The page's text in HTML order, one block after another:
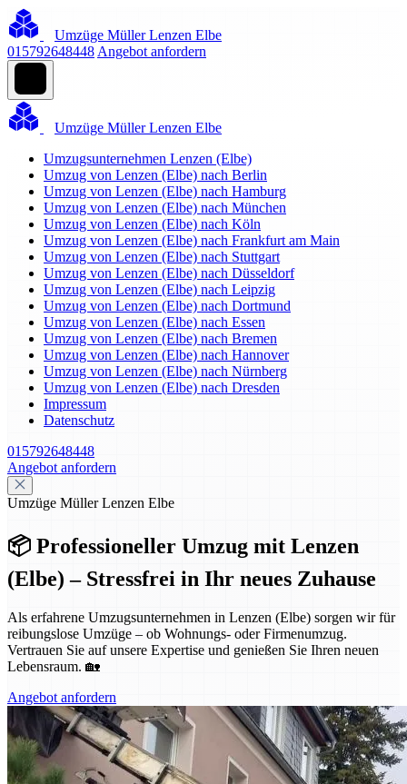
Umzüge Müller Lenzen Elbe
015792648448 Angebot anfordern
Umzüge Müller Lenzen Elbe
Umzugsunternehmen Lenzen (Elbe)
Umzug von Lenzen (Elbe) nach Berlin
Umzug von Lenzen (Elbe) nach Hamburg
Umzug von Lenzen (Elbe) nach München
Umzug von Lenzen (Elbe) nach Köln
Umzug von Lenzen (Elbe) nach Frankfurt am Main
Umzug von Lenzen (Elbe) nach Stuttgart
Umzug von Lenzen (Elbe) nach Düsseldorf
Umzug von Lenzen (Elbe) nach Leipzig
Umzug von Lenzen (Elbe) nach Dortmund
Umzug von Lenzen (Elbe) nach Essen
Umzug von Lenzen (Elbe) nach Bremen
Umzug von Lenzen (Elbe) nach Hannover
Umzug von Lenzen (Elbe) nach Nürnberg
Umzug von Lenzen (Elbe) nach Dresden
Impressum
Datenschutz
015792648448
Angebot anfordern
Umzüge Müller Lenzen Elbe
📦 Professioneller Umzug mit Lenzen
(Elbe) – Stressfrei in Ihr neues Zuhause
Als erfahrene Umzugsunternehmen in Lenzen (Elbe) sorgen wir für
reibungslose Umzüge – ob Wohnungs- oder Firmenumzug.
Vertrauen Sie auf unsere Expertise und genießen Sie Ihren neuen
Lebensraum. 🏡
Angebot anfordern